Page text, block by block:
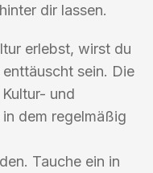
dir lassen.
erlebst, wirst du
sein. Die
und
dem regelmäßig
Tauche ein in